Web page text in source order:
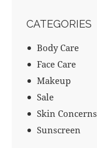
CATEGORIES
Body Care
Face Care
Makeup
Sale
Skin Concerns
Sunscreen